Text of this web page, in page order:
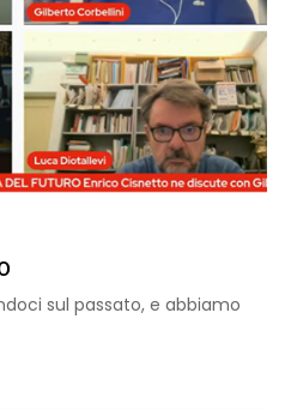
sul passato, e abbiamo